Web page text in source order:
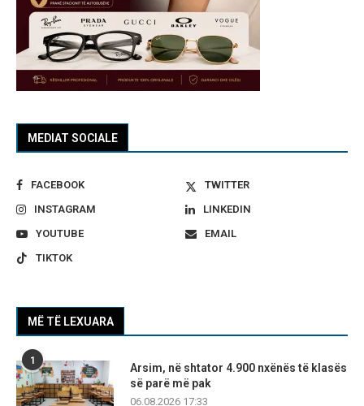
MEDIAT SOCIALE
FACEBOOK
TWITTER
INSTAGRAM
LINKEDIN
YOUTUBE
EMAIL
TIKTOK
MË TË LEXUARA
1
Arsim, në shtator 4.900 nxënës të klasës
së parë më pak
06.08.2026 17:33